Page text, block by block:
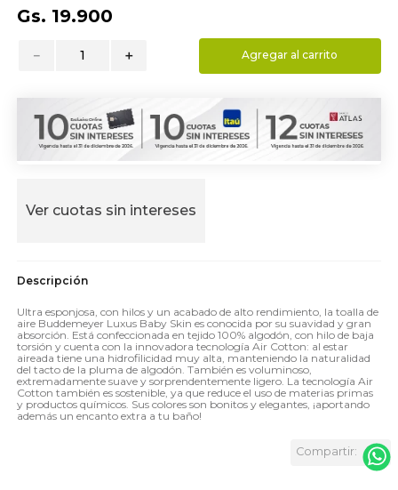
Gs. 19.900
＋
－ Agregar al carrito
Ver cuotas sin intereses
Ultra esponjosa, con hilos y un acabado de alto rendimiento, la toalla de
aire Buddemeyer Luxus Baby Skin es conocida por su suavidad y gran
absorción. Está confeccionada en tejido 100% algodón, con hilo de baja
torsión y cuenta con la innovadora tecnología Air Cotton: al estar
aireada tiene una hidrofilicidad muy alta, manteniendo la naturalidad
del tacto de la pluma de algodón. También es voluminoso,
extremadamente suave y sorprendentemente ligero. La tecnología Air
Cotton también es sostenible, ya que reduce el uso de materias primas
y productos químicos. Sus colores son bonitos y elegantes, ¡aportando
además un encanto extra a tu baño!